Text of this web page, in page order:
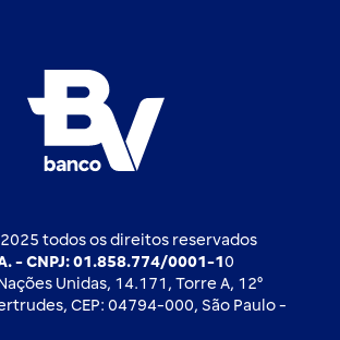
exterior
todos os direitos reservados
- CNPJ: 01.858.774/0001-1 0
Unidas, 14.171, Torre A, 12⁰
CEP: 04794-000, São Paulo -